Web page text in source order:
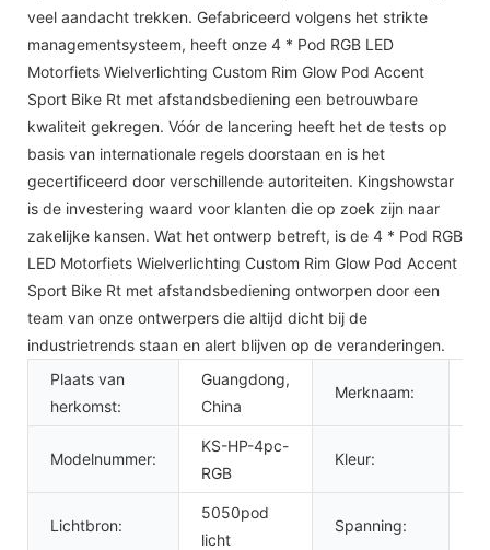
veel aandacht trekken. Gefabriceerd volgens het strikte
managementsysteem, heeft onze 4 * Pod RGB LED
Motorfiets Wielverlichting Custom Rim Glow Pod Accent
Sport Bike Rt met afstandsbediening een betrouwbare
kwaliteit gekregen. Vóór de lancering heeft het de tests op
basis van internationale regels doorstaan ​​en is het
gecertificeerd door verschillende autoriteiten. Kingshowstar
is de investering waard voor klanten die op zoek zijn naar
zakelijke kansen. Wat het ontwerp betreft, is de 4 * Pod RGB
LED Motorfiets Wielverlichting Custom Rim Glow Pod Accent
Sport Bike Rt met afstandsbediening ontworpen door een
team van onze ontwerpers die altijd dicht bij de
industrietrends staan ​​en alert blijven op de veranderingen.
Plaats van
herkomst:
Guangdong,
China
Merknaam:
Modelnummer:
KS-HP-4pc-
RGB
Kleur:
Lichtbron:
5050pod
licht
Spanning: